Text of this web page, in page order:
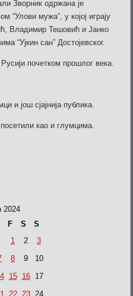
Зворник одржана је
“Улови мужа”, у којој играју
Владимир Тешовић и Јанко
“Ујкин сан” Достојевског.
почетком прошлог века.
и још сјајнија публика.
као и глумцима.
2024
F S
S
1
2
3
8 9
10
15 16
17
22 23 24